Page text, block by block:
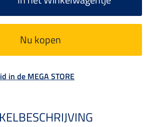
Nu kopen
in de MEGA STORE